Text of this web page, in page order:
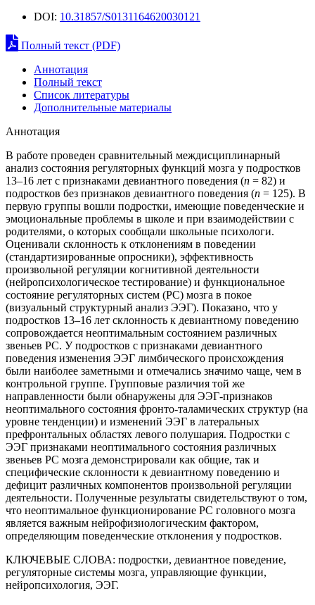
DOI: 10.31857/S0131164620030121
Полный текст (PDF)
Аннотация
Полный текст
Список литературы
Дополнительные материалы
Аннотация
В работе проведен сравнительный междисциплинарный
анализ состояния регуляторных функций мозга у подростков
13–16 лет с признаками девиантного поведения (n = 82) и
подростков без признаков девиантного поведения (n = 125). В
первую группы вошли подростки, имеющие поведенческие и
эмоциональные проблемы в школе и при взаимодействии с
родителями, о которых сообщали школьные психологи.
Оценивали склонность к отклонениям в поведении
(стандартизированные опросники), эффективность
произвольной регуляции когнитивной деятельности
(нейропсихологическое тестирование) и функциональное
состояние регуляторных систем (РС) мозга в покое
(визуальный структурный анализ ЭЭГ). Показано, что у
подростков 13–16 лет склонность к девиантному поведению
сопровождается неоптимальным состоянием различных
звеньев РС. У подростков с признаками девиантного
поведения изменения ЭЭГ лимбического происхождения
были наиболее заметными и отмечались значимо чаще, чем в
контрольной группе. Групповые различия той же
направленности были обнаружены для ЭЭГ-признаков
неоптимального состояния фронто-таламических структур (на
уровне тенденции) и изменений ЭЭГ в латеральных
префронтальных областях левого полушария. Подростки с
ЭЭГ признаками неоптимального состояния различных
звеньев РС мозга демонстрировали как общие, так и
специфические склонности к девиантному поведению и
дефицит различных компонентов произвольной регуляции
деятельности. Полученные результаты свидетельствуют о том,
что неоптимальное функционирование РС головного мозга
является важным нейрофизиологическим фактором,
определяющим поведенческие отклонения у подростков.
КЛЮЧЕВЫЕ СЛОВА: подростки, девиантное поведение,
регуляторные системы мозга, управляющие функции,
нейропсихология, ЭЭГ.